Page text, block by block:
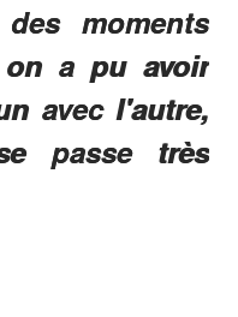
moments
a pu avoir
avec l'autre,
passe très